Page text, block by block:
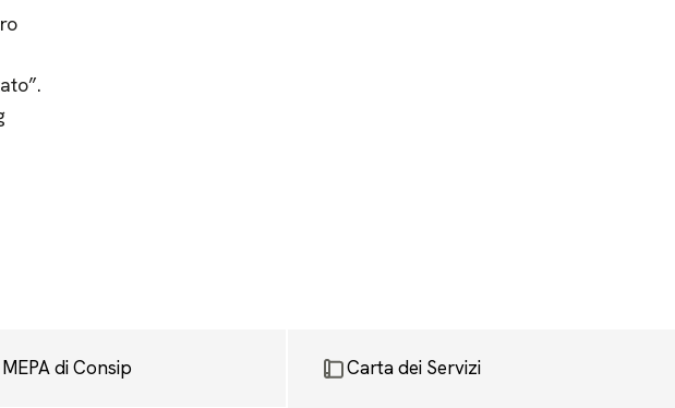
MEPA di Consip Carta dei Servizi